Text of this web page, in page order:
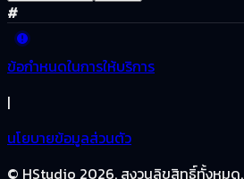
#
ข้อกำหนดในการให้บริการ
|
นโยบายข้อมูลส่วนตัว
© HStudio 2026. สงวนลิขสิทธิ์ทั้งหมด.